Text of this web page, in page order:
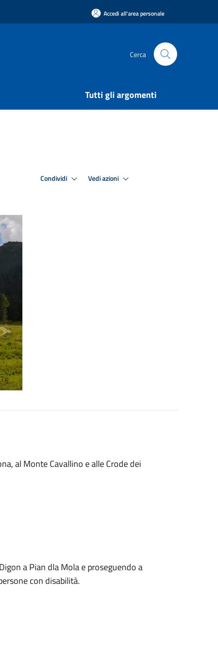
Accedi all'area personale
Cerca
Tutti gli argomenti
Condividi Vedi azioni
al Monte Cavallino e alle Crode dei
a Pian dla Mola e proseguendo a
con disabilità.